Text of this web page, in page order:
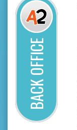
BACK OFFICE